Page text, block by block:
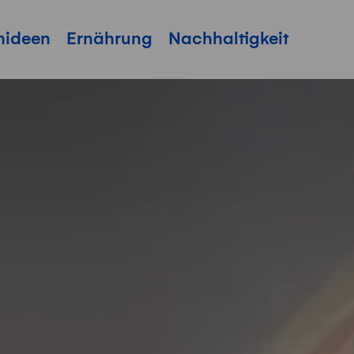
Ernährung Nachhaltigkeit